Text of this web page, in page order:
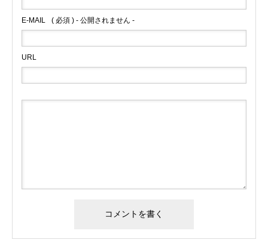
E-MAIL ( 必須 ) - 公開されません -
URL